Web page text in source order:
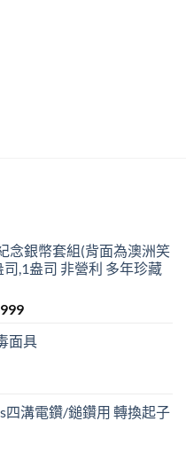
念銀幣套組(背面為澳洲笑
,1盎司 非營利 多年珍藏
目
價
面具
四溝電鑽/鎚鑽用 轉換起子